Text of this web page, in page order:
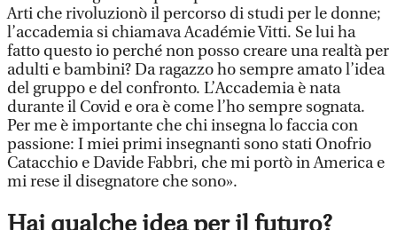
Arti che rivoluzionò il percorso di studi per le donne;
l’accademia si chiamava Académie Vitti. Se lui ha
fatto questo io perché non posso creare una realtà per
adulti e bambini? Da ragazzo ho sempre amato l’idea
del gruppo e del confronto. L’Accademia è nata
durante il Covid e ora è come l’ho sempre sognata.
Per me è importante che chi insegna lo faccia con
passione: I miei primi insegnanti sono stati Onofrio
Catacchio e Davide Fabbri, che mi portò in America e
mi rese il disegnatore che sono».